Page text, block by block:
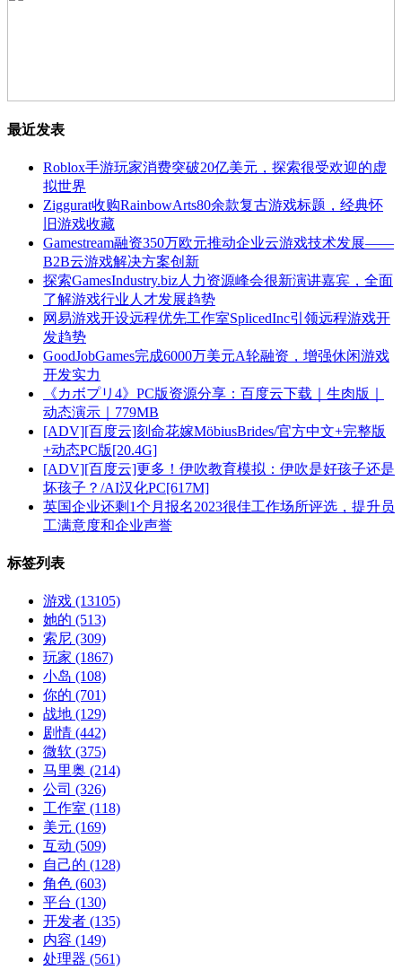
最近发表
Roblox手游玩家消费突破20亿美元，探索很受欢迎的虚
拟世界
Ziggurat收购RainbowArts80余款复古游戏标题，经典怀
旧游戏收藏
Gamestream融资350万欧元推动企业云游戏技术发展——
B2B云游戏解决方案创新
探索GamesIndustry.biz人力资源峰会很新演讲嘉宾，全面
了解游戏行业人才发展趋势
网易游戏开设远程优先工作室SplicedInc引领远程游戏开
发趋势
GoodJobGames完成6000万美元A轮融资，增强休闲游戏
开发实力
《カボプリ4》PC版资源分享：百度云下载｜生肉版｜
动态演示｜779MB
[ADV][百度云]刻命花嫁MöbiusBrides/官方中文+完整版
+动态PC版[20.4G]
[ADV][百度云]更多！伊吹教育模拟：伊吹是好孩子还是
坏孩子？/AI汉化PC[617M]
英国企业还剩1个月报名2023很佳工作场所评选，提升员
工满意度和企业声誉
标签列表
游戏 (13105)
她的 (513)
索尼 (309)
玩家 (1867)
小岛 (108)
你的 (701)
战地 (129)
剧情 (442)
微软 (375)
马里奥 (214)
公司 (326)
工作室 (118)
美元 (169)
互动 (509)
自己的 (128)
角色 (603)
平台 (130)
开发者 (135)
内容 (149)
处理器 (561)